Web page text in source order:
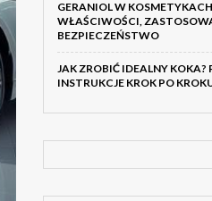
GERANIOL W
WŁAŚCIWOŚCI,
BEZPIECZEŃSTWO
JAK ZROBIĆ IDEALNY KOKA?
INSTRUKCJE KROK PO